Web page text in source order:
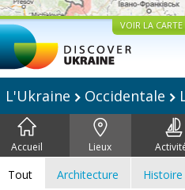
VOIR LA CARTE
L'Ukraine Occidentale
Accueil Lieux
Tout Architecture Histoire